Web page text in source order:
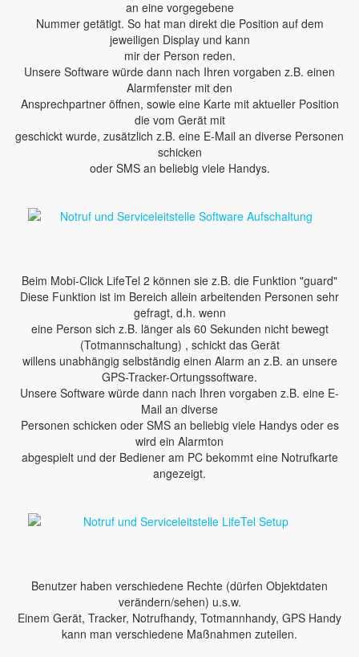
an eine vorgegebene
Nummer getätigt. So hat man direkt die Position auf dem
jeweiligen Display und kann
mir der Person reden.
Unsere Software würde dann nach Ihren vorgaben z.B. einen
Alarmfenster mit den
Ansprechpartner öffnen, sowie eine Karte mit aktueller Position
die vom Gerät mit
geschickt wurde, zusätzlich z.B. eine E-Mail an diverse Personen
schicken
oder SMS an beliebig viele Handys.
Beim Mobi-Click LifeTel 2 können sie z.B. die Funktion "guard"
Diese Funktion ist im Bereich allein arbeitenden Personen sehr
gefragt, d.h. wenn
eine Person sich z.B. länger als 60 Sekunden nicht bewegt
(Totmannschaltung) , schickt das Gerät
willens unabhängig selbständig einen Alarm an z.B. an unsere
GPS-Tracker-Ortungssoftware.
Unsere Software würde dann nach Ihren vorgaben z.B. eine E-
Mail an diverse
Personen schicken oder SMS an beliebig viele Handys oder es
wird ein Alarmton
abgespielt und der Bediener am PC bekommt eine Notrufkarte
angezeigt.
Benutzer haben verschiedene Rechte (dürfen Objektdaten
verändern/sehen) u.s.w.
Einem Gerät, Tracker, Notrufhandy, Totmannhandy, GPS Handy
kann man verschiedene Maßnahmen zuteilen.